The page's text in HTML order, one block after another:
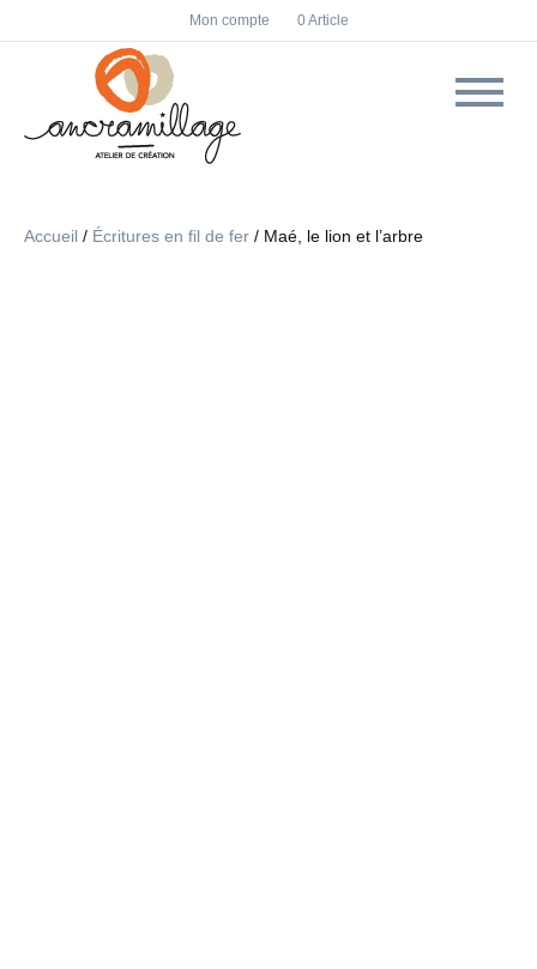
F
a
c
I
n
s
Mon compte 0 Article
Accueil / Écritures en fil de fer / Maé, le lion et l’arbre